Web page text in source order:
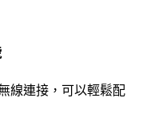
線連接，可以輕鬆配